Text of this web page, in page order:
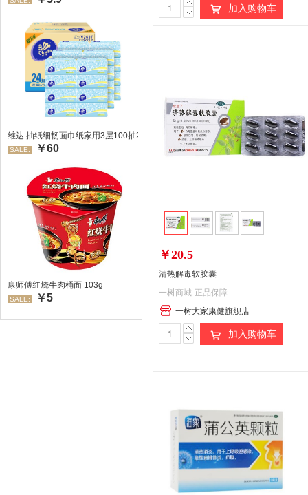
维达 抽纸细韧面巾纸家用3层100抽24包/箱 超值装 偏远地区不发货偏远地区:(含
SALE: ￥60
康师傅红烧牛肉桶面 103g
SALE: ￥5
加入购物车
￥20.5
清热解毒软胶囊
一树商城-正品保障
一树大家康健旗舰店
加入购物车